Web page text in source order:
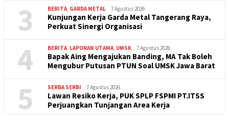
3 BERITA, GARDA METAL 7 Agustus 2026
Kunjungan Kerja Garda Metal Tangerang Raya,
Perkuat Sinergi Organisasi
4 BERITA, LAPORAN UTAMA, UMSK 7 Agustus 2026
Bapak Aing Mengajukan Banding, MA Tak Boleh
Mengubur Putusan PTUN Soal UMSK Jawa Barat
5 SERBA SERBI 7 Agustus 2026
Lawan Resiko Kerja, PUK SPLP FSPMI PT.ITSS
Perjuangkan Tunjangan Area Kerja